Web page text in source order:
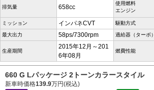
排気量 658cc
使用燃料
エンジン
ミッション インパネCVT 駆動方式
最大出力 58ps/7300rpm 過給器（ターボ）
生産期間
2015年12月～201
6年08月
燃費性能
660 G Lパッケージ 2トーンカラースタイル
新車時価格139.9万円(税込)